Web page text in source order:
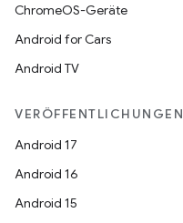
ChromeOS-Geräte
Android for Cars
Android TV
VERÖFFENTLICHUNGEN
Android 17
Android 16
Android 15